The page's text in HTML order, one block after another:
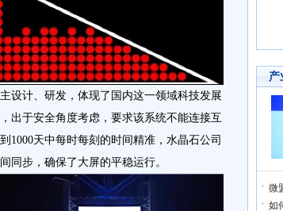
设计、研发，体现了国内这一领域科技发展
出于安全角度考虑，要求该系统不能连接互
1000天中每时每刻的时间精准，水晶石公司
同步，确保了大屏的平稳运行。
产
微
如